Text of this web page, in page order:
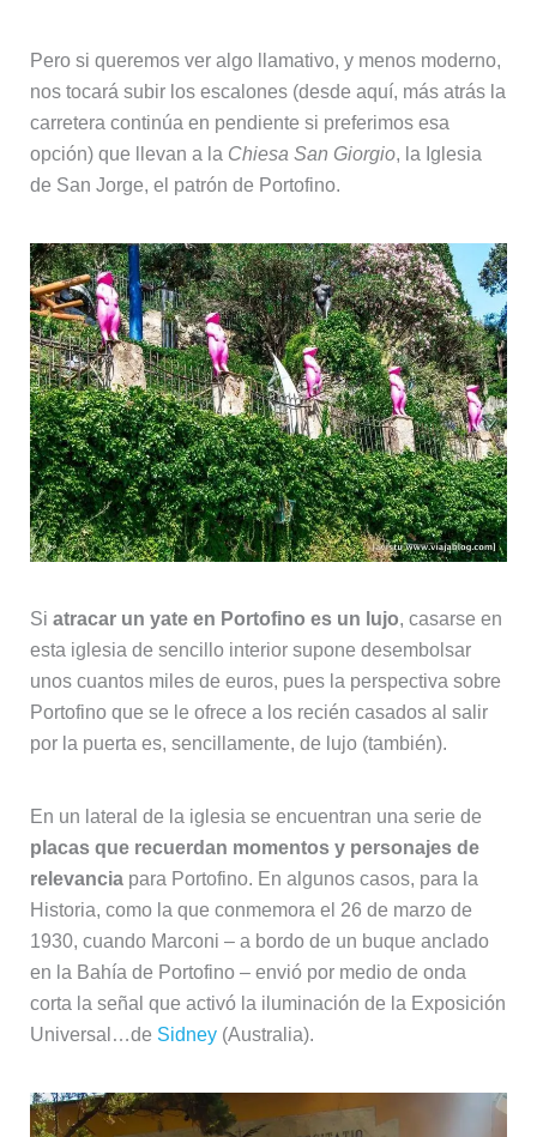
Pero si queremos ver algo llamativo, y menos moderno,
nos tocará subir los escalones (desde aquí, más atrás la
carretera continúa en pendiente si preferimos esa
opción) que llevan a la Chiesa San Giorgio, la Iglesia
de San Jorge, el patrón de Portofino.
Si atracar un yate en Portofino es un lujo, casarse en
esta iglesia de sencillo interior supone desembolsar
unos cuantos miles de euros, pues la perspectiva sobre
Portofino que se le ofrece a los recién casados al salir
por la puerta es, sencillamente, de lujo (también).
En un lateral de la iglesia se encuentran una serie de
placas que recuerdan momentos y personajes de
relevanciapara Portofino. En algunos casos, para la
Historia, como la que conmemora el 26 de marzo de
1930, cuando Marconi – a bordo de un buque anclado
en la Bahía de Portofino – envió por medio de onda
corta la señal que activó la iluminación de la Exposición
Universal…de Sidney(Australia).